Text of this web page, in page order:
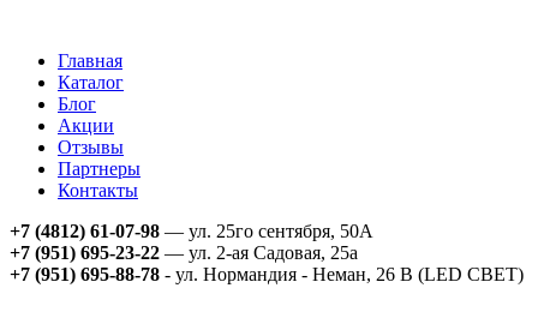
Главная
Каталог
Блог
Акции
Отзывы
Партнеры
Контакты
+7 (4812) 61-07-98 — ул. 25го сентября, 50А
+7 (951) 695-23-22 — ул. 2-ая Садовая, 25а
+7 (951) 695-88-78 - ул. Нормандия - Неман, 26 В (LED СВЕТ)